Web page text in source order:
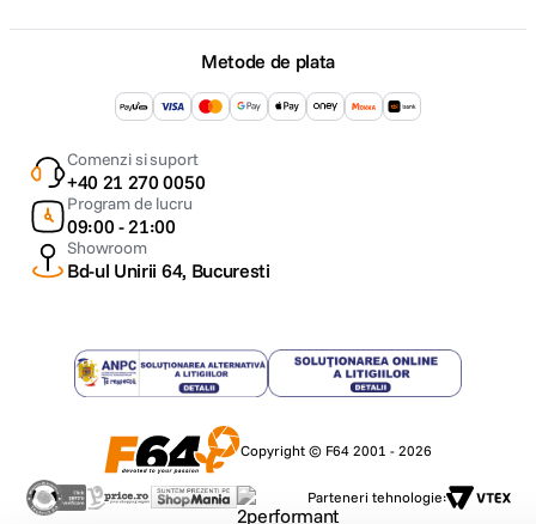
Metode de plata
Comenzi si suport
+40 21 270 0050
Program de lucru
09:00 - 21:00
Showroom
Bd-ul Unirii 64, Bucuresti
Copyright © F64 2001 - 2026
Parteneri tehnologie: